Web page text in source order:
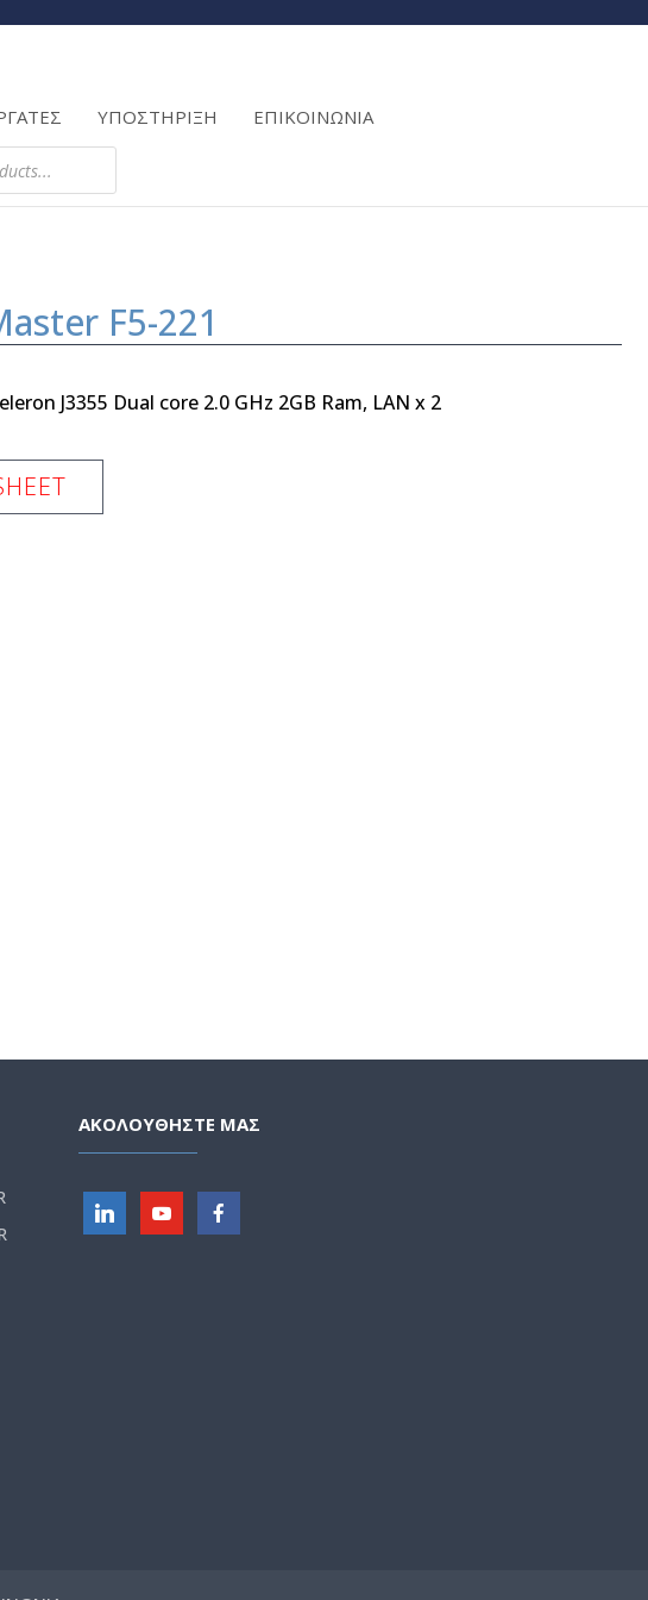
ΥΠΟΣΤΗΡΙΞΗ ΕΠΙΚΟΙΝΩΝΙΑ
F5-221
J3355 Dual core 2.0 GHz 2GB Ram, LAN x 2
ΑΚΟΛΟΥΘΗΣΤΕ ΜΑΣ